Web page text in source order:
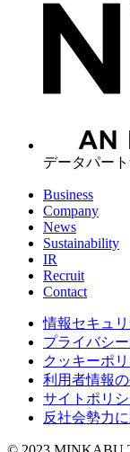
データパー
Business
Company
News
Sustainability
IR
Recruit
Contact
情報セキュ
プライバシ
クッキーポ
利用者情報
サイトポリ
反社会勢力